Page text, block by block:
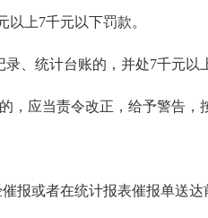
上7千元以下罚款。
统计台账的，并处7千元以
应当责令改正，给予警告，
或者在统计报表催报单送达